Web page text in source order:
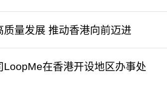
质量发展 推动香港向前迈进
LoopMe在香港开设地区办事处